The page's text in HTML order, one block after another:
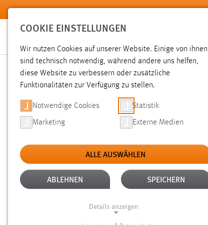
Zum Hauptinhalt springen
Sie sind hier:
Hochschule Aktuelles News der OTH Amberg-Weiden
AUSTAUSCH MIT
05.08.2025
Wie können Hochschulen
Krisen, bei organisatorischen
Leitfrage war eine Delegation
Westböhmischen Universität
COOKIE EINSTELLUNGEN
Wir nutzen Cookies auf unserer Website. Einige von ihnen
sind technisch notwendig, während andere uns helfen,
diese Website zu verbessern oder zusätzliche
Funktionalitäten zur Verfügung zu stellen.
Notwendige Cookies Statistik
Marketing Externe Medien
ALLE AUSWÄHLEN
ABLEHNEN SPEICHERN
Details anzeigen